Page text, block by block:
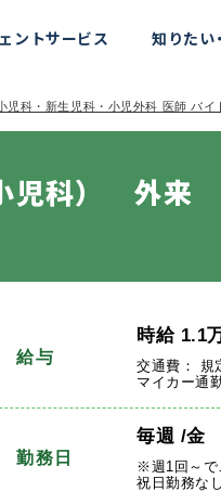
ントサービス 知りたい
児科・新生児科・小児外科 医師 バイ
児科） 外来
給与
時給1.1
交通費： 規
マイカー通
勤務日
毎週 /金
※週1回～で
祝日勤務なし